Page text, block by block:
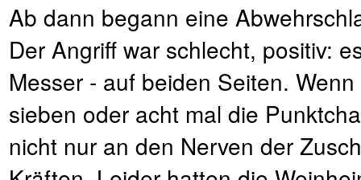
Ab dann begann eine
Der Angriff war schlecht, positiv:
Messer - auf beiden Seiten.
sieben oder acht mal die
nicht nur an den Nerven der